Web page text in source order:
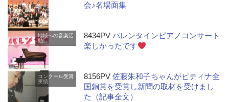
会♪名場面集
地域への音楽活
動
8434PVバレンタインピアノコンサート
楽しかったです
コンクール受賞
実績
8156PV佐藤朱和子ちゃんがピティナ全
国銅賞を受賞し新聞の取材を受けまし
た（記事全文）